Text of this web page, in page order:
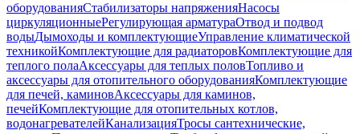
оборудованияСтабилизаторы напряженияНасосы
циркуляционныеРегулирующая арматураОтвод и подвод
водыДымоходы и комплектующиеУправление климатической
техникойКомплектующие для радиаторовКомплектующие для
теплого полаАксессуары для теплых половТопливо и
аксессуары для отопительного оборудованияКомплектующие
для печей, каминовАксессуары для каминов,
печейКомплектующие для отопительных котлов,
водонагревателейКанализацияТросы сантехнические,